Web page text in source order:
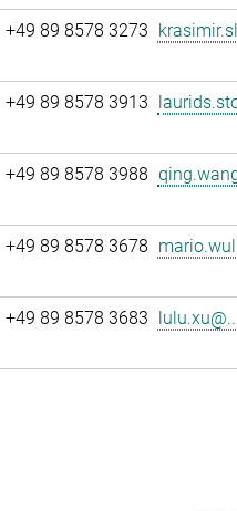
+49 89 8578 3273
+49 89 8578 3913
+49 89 8578 3988
+49 89 8578 3678
+49 89 8578 3683